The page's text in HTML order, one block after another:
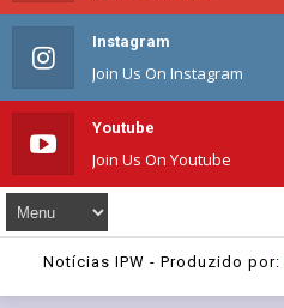
Instagram
Join Us On Instagram
Youtube
Join Us On Youtube
Notícias IPW - Produzido por: